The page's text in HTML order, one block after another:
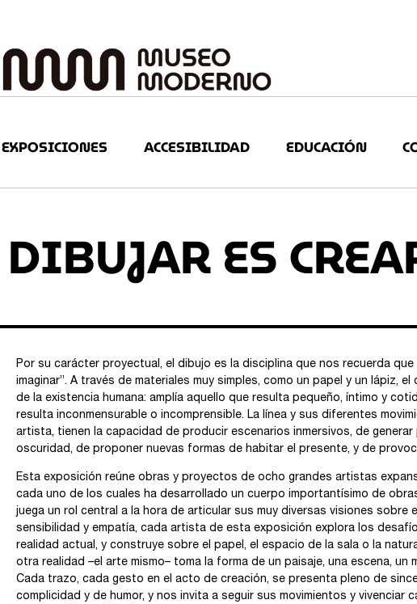
EXPOSICIONES ACCESIBILIDAD EDUCACIÓN
DIBUJAR ES
Por su carácter proyectual, el dibujo es la disciplina que nos recuerda que
imaginar”. A través de materiales muy simples, como un papel y un lápiz,
de la existencia humana: amplía aquello que resulta pequeño, íntimo y
resulta inconmensurable o incomprensible. La línea y sus diferentes
artista, tienen la capacidad de producir escenarios inmersivos, de
oscuridad, de proponer nuevas formas de habitar el presente, y de
Esta exposición reúne obras y proyectos de ocho grandes artistas
cada uno de los cuales ha desarrollado un cuerpo importantísimo de
juega un rol central a la hora de articular sus muy diversas visiones sobre
sensibilidad y empatía, cada artista de esta exposición explora los
realidad actual, y construye sobre el papel, el espacio de la sala o la
otra realidad –el arte mismo– toma la forma de un paisaje, una escena, un
Cada trazo, cada gesto en el acto de creación, se presenta pleno de
complicidad y de humor, y nos invita a seguir sus movimientos y vivenciar